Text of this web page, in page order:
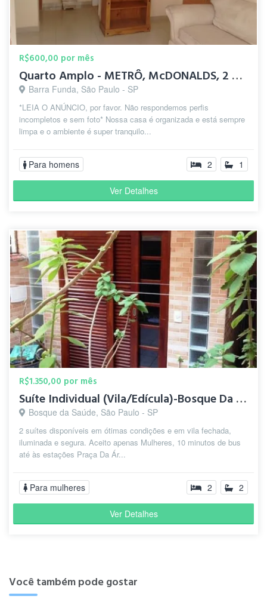
R$600,00 por mês
Quarto Amplo - METRÔ, McDONALDS, 2 SMARTFIT, 2 SHOPPINGs
Barra Funda, São Paulo - SP
*LEIA O ANÚNCIO, por favor. Não respondemos perfis
incompletos e sem foto* Nossa casa é organizada e está sempre
limpa e o ambiente é super tranquilo...
Para homens 2 1
Ver Detalhes
R$1.350,00 por mês
Suíte Individual (Vila/Edícula)-Bosque Da Saúde-5 min.Metrô
Bosque da Saúde, São Paulo - SP
2 suítes disponíveis em ótimas condições e em vila fechada,
iluminada e segura. Aceito apenas Mulheres, 10 minutos de bus
até às estações Praça Da Ár...
Para mulheres 2 2
Ver Detalhes
Você também pode gostar